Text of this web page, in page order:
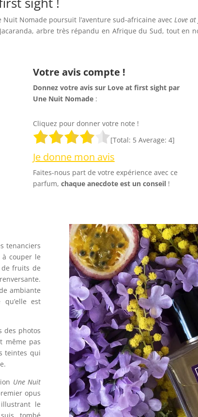
Nuit Nomade poursuit l’aventure sud-africaine avec Love
Jacaranda, arbre très répandu en Afrique du Sud, tout en
Votre avis compte !
Donnez votre avis sur Love at first sight par
Une Nuit Nomade :
Cliquez pour donner votre note !
[Total: 5Average: 4]
Je donne mon avis
Faites-nous part de votre expérience avec ce
parfum, chaque anecdote est un conseil!
tenanciers
couper le
de fruits de
ambiante
est
des photos
même pas
teintes qui
Une Nuit
opus
le